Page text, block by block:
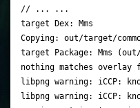
// ... ...
target Dex: Mms
Copying: out/target/
target Package: Mms
nothing matches
libpng warning: iCCP:
libpng warning: iCCP: